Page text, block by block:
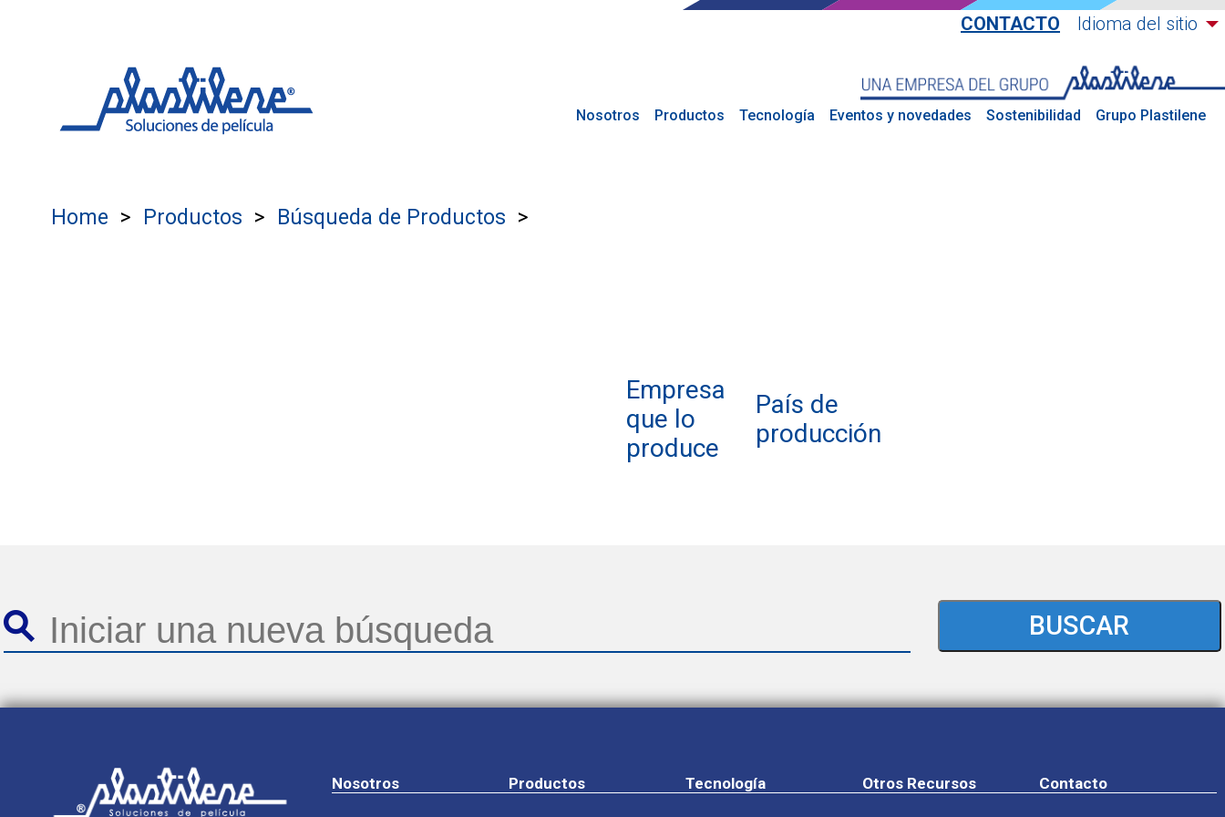
CONTACTO Idioma del sitio
Nosotros Productos Tecnología Eventos y novedades Sostenibilidad Grupo Plastilene
Home Productos Búsqueda de Productos
Empresa
que lo
produce
País de
producción
BUSCAR
Nosotros Productos Tecnología Otros Recursos Contacto